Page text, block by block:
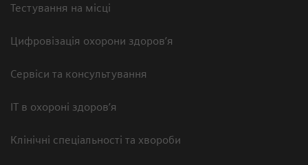
Тестування на місці
Цифровізація охорони здоров’я
Сервіси та консультування
ІТ в охороні здоров’я
Клінічні спеціальності та хвороби